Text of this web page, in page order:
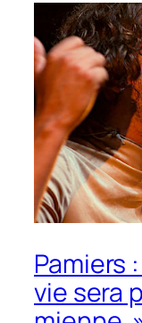
Pamiers
vie sera